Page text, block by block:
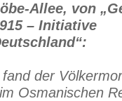
Allee, von
– Initiative
der
Osmanischen